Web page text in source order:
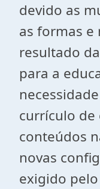
devido as
as formas e
resultado
para a
currículo de
conteúdos
novas
exigido